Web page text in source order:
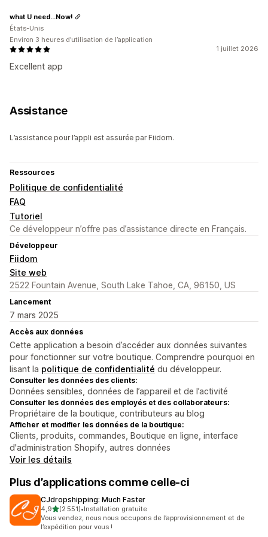
1 juillet 2026
Excellent app
what U need...Now!
États-Unis
Environ 3 heures d’utilisation de l’application
Assistance
L’assistance pour l’appli est assurée par Fiidom.
Ressources
Politique de confidentialité
FAQ
Tutoriel
Ce développeur n’offre pas d’assistance directe en Français.
Développeur
Fiidom
Site web
2522 Fountain Avenue, South Lake Tahoe, CA, 96150, US
Lancement
7 mars 2025
Accès aux données
Cette application a besoin d’accéder aux données suivantes
pour fonctionner sur votre boutique. Comprendre pourquoi en
lisant la politique de confidentialité du développeur.
Consulter les données des clients:
Données sensibles, données de l’appareil et de l’activité
Consulter les données des employés et des collaborateurs:
Propriétaire de la boutique, contributeurs au blog
Afficher et modifier les données de la boutique:
Clients, produits, commandes, Boutique en ligne, interface
d'administration Shopify, autres données
Voir les détails
Plus d’applications comme celle-ci
CJdropshipping: Much Faster
4,9étoile(s) sur 5
(2 551)
2551 avis au total
•Installation gratuite
Vous vendez, nous nous occupons de l’approvisionnement et de
l’expédition pour vous !